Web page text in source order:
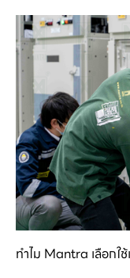
ทำไม Mantra เลือกใ